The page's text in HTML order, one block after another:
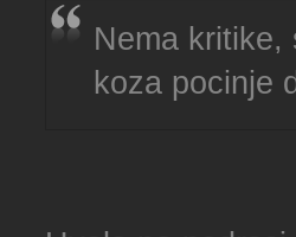
Nema kritike,
koza pocinje